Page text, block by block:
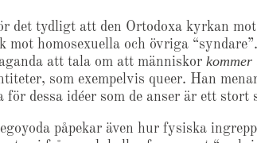
det tydligt att den Ortodoxa kyrkan
mot homosexuella och övriga
att tala om att människor kommer
som exempelvis queer. Han
för dessa idéer som de anser är ett stort
påpekar även hur fysiska